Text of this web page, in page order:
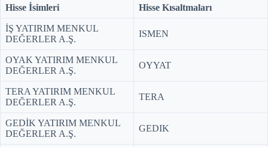
Hisse İsimleri Hisse Kısaltmaları
İŞ YATIRIM MENKUL
DEĞERLER A.Ş.
ISMEN
OYAK YATIRIM MENKUL
DEĞERLER A.Ş.
OYYAT
TERA YATIRIM MENKUL
DEĞERLER A.Ş.
TERA
GEDİK YATIRIM MENKUL
DEĞERLER A.Ş.
GEDIK